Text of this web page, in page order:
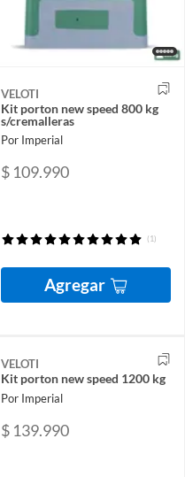
VELOTI
Kit porton new speed 800 kg
s/cremalleras
Por Imperial
$ 109.990
(1)
Agregar
VELOTI
Kit porton new speed 1200 kg
Por Imperial
$ 139.990